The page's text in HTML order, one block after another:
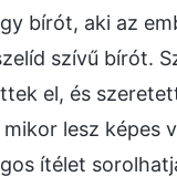
bírót, aki az
szívű bírót.
el, és
lesz képes
ítélet